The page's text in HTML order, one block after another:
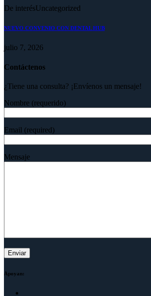
De interésUncategorized
NUEVO CONVENIO CON DENTAL HUB
julio 7, 2026
Contáctenos
¿Tiene una consulta? ¡Envíenos un mensaje!
Nombre (requerido)
Email (required)
Mensaje
Apoyan: